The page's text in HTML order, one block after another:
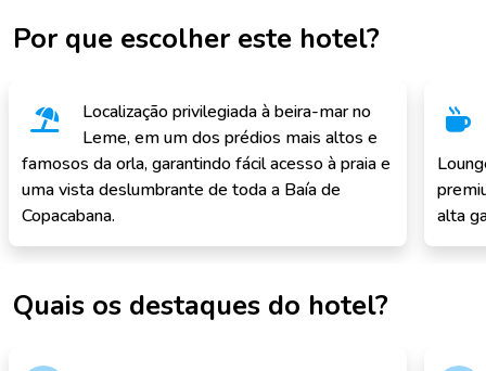
Por que escolher este hotel?
Localização privilegiada à beira-mar no
Leme, em um dos prédios mais altos e
famosos da orla, garantindo fácil acesso à praia e
uma vista deslumbrante de toda a Baía de
Copacabana.
alta
Quais os destaques do hotel?